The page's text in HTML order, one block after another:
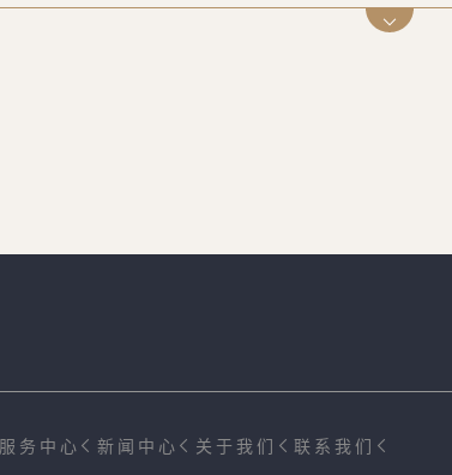
软装
服务中心 新闻中心 关于我们 联系我们